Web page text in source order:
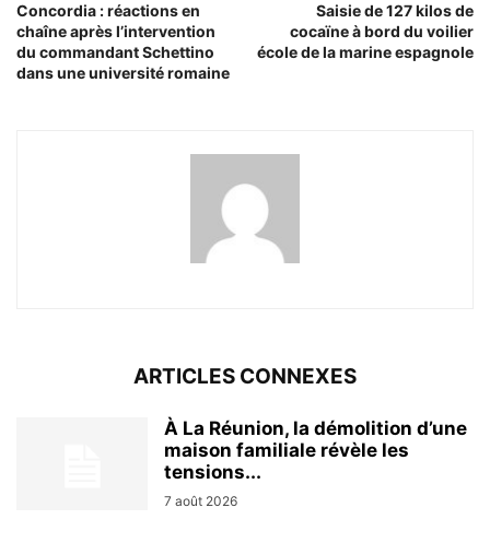
Concordia : réactions en
chaîne après l’intervention
du commandant Schettino
dans une université romaine
Saisie de 127 kilos de
cocaïne à bord du voilier
école de la marine espagnole
ARTICLES CONNEXES
À La Réunion, la démolition d’une
maison familiale révèle les
tensions...
7 août 2026